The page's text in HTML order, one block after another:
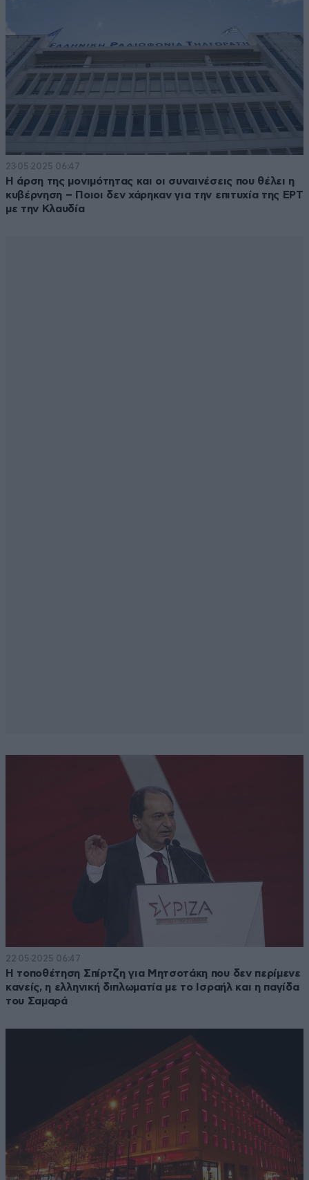
23·05·2025 06:47
Η άρση της μονιμότητας και οι συναινέσεις που θέλει η
κυβέρνηση – Ποιοι δεν χάρηκαν για την επιτυχία της ΕΡΤ
με την Κλαυδία
22·05·2025 06:47
Η τοποθέτηση Σπίρτζη για Μητσοτάκη που δεν περίμενε
κανείς, η ελληνική διπλωματία με το Ισραήλ και η παγίδα
του Σαμαρά